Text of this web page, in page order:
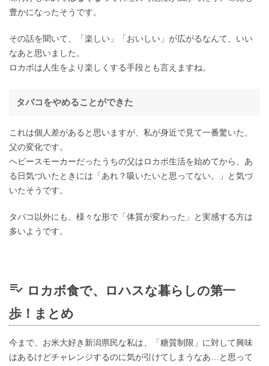
豊かになったそうです。
その話を聞いて、「楽しい」「おいしい」が広がるなんて、いい
なあと思いました。
ロカボは人生をより楽しくする手段とも言えますね。
タバコをやめることができた
これは個人差があると思いますが、私が身近で見て一番驚いた、
父の変化です。
ヘビースモーカーだったうちの父はロカボ生活を始めてから、あ
る日気づいたときには「あれ？吸いたいと思ってない。」と気づ
いたそうです。
タバコ以外にも、様々な形で「体質が変わった」と実感する方は
多いようです。
playlist_add_check ロカボ食で、ロハスな暮らしの第一
歩！まとめ
今まで、お米大好き新潟県民な私は、「糖質制限」に対して興味
はあるけどチャレンジするのに気が引けてしまうなあ…と思って